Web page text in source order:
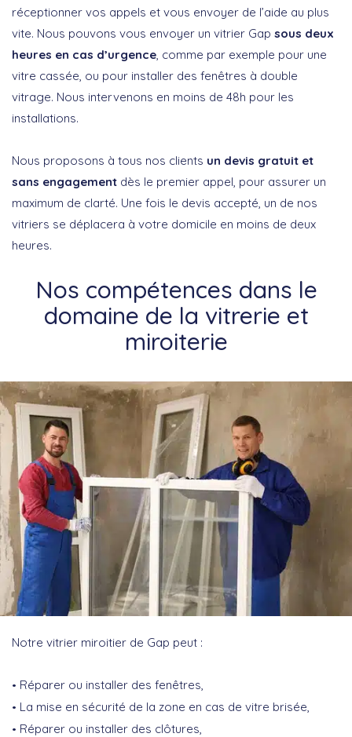
réceptionner vos appels et vous envoyer de l’aide au plus
vite. Nous pouvons vous envoyer un vitrier Gap sous deux
heures en cas d’urgence, comme par exemple pour une
vitre cassée, ou pour installer des fenêtres à double
vitrage. Nous intervenons en moins de 48h pour les
installations.
Nous proposons à tous nos clients un devis gratuit et
sans engagement dès le premier appel, pour assurer un
maximum de clarté. Une fois le devis accepté, un de nos
vitriers se déplacera à votre domicile en moins de deux
heures.
Nos compétences dans le
domaine de la vitrerie et
miroiterie
Notre vitrier miroitier de Gap peut :
Réparer ou installer des fenêtres,
La mise en sécurité de la zone en cas de vitre brisée,
Réparer ou installer des clôtures,